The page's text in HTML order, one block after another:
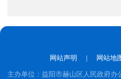
网站声明 网站地
主办单位：益阳市赫山区人民政府